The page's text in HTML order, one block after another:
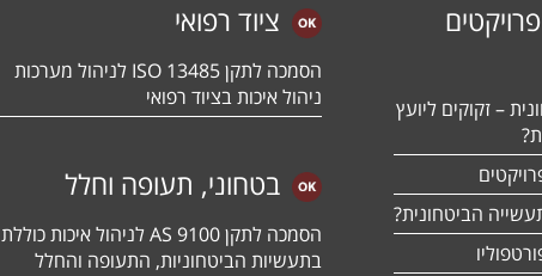
– זקוקים ליועץ
הביטחונית?
ציוד רפואי
הסמכה לתקן 13485 ISO לניהול מערכות
ניהול איכות בציוד רפואי
בטחוני, תעופה וחלל
הסמכה לתקן 9100 AS לניהול איכות כוללת
בתעשיות הביטחוניות, התעופה והחלל